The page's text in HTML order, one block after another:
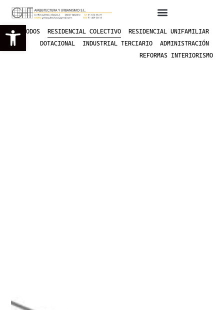
Abrir barra de herramientas
TODOS RESIDENCIAL COLECTIVO
RESIDENCIAL UNIFAMILIAR
DOTACIONAL
INDUSTRIAL TERCIARIO
ADMINISTRACIÓN
REFORMAS INTERIORISMO